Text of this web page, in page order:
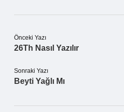
Önceki Yazı
26Th Nasıl Yazılır
Sonraki Yazı
Beyti Yağlı Mı